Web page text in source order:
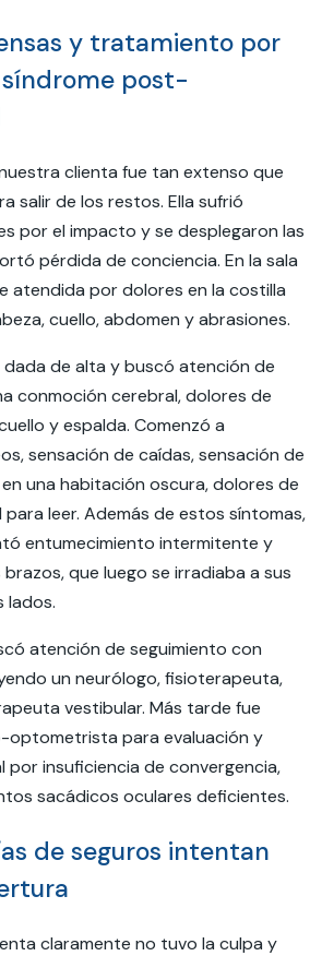
y tratamiento por
post-
clienta fue tan extenso que
salir de los restos. Ella sufrió
por el impacto y se desplegaron las
pérdida de conciencia. En la sala
atendida por dolores en la costilla
cuello, abdomen y abrasiones.
de alta y buscó atención de
conmoción cerebral, dolores de
y espalda. Comenzó a
sensación de caídas, sensación de
una habitación oscura, dolores de
leer. Además de estos síntomas,
entumecimiento intermitente y
que luego se irradiaba a sus
lados.
atención de seguimiento con
un neurólogo, fisioterapeuta,
vestibular. Más tarde fue
optometrista para evaluación y
por insuficiencia de convergencia,
sacádicos oculares deficientes.
de seguros intentan
claramente no tuvo la culpa y